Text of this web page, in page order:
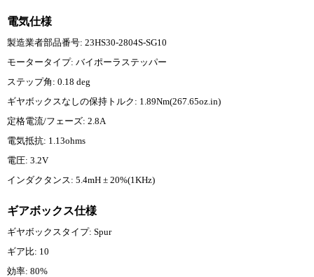
電気仕様
製造業者部品番号: 23HS30-2804S-SG10
モータータイプ: バイポーラステッパー
ステップ角: 0.18 deg
ギヤボックスなしの保持トルク: 1.89Nm(267.65oz.in)
定格電流/フェーズ: 2.8A
電気抵抗: 1.13ohms
電圧: 3.2V
インダクタンス: 5.4mH ± 20%(1KHz)
ギアボックス仕様
ギヤボックスタイプ: Spur
ギア比: 10
効率: 80%